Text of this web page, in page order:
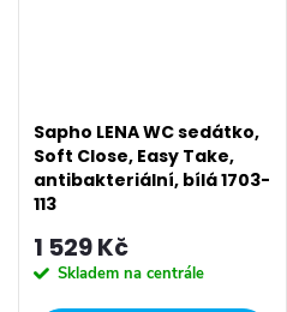
Sapho LENA WC sedátko,
Soft Close, Easy Take,
antibakteriální, bílá 1703-
113
1 529 Kč
Skladem na centrále